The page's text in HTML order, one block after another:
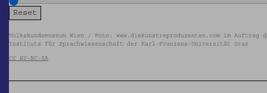
Volkskundemuseum Wien / Foto: www.diekunstreproduzenten.com im Auftrag
Instituts für Sprachwissenschaft der Karl-Franzens-Universität Graz
CC BY-NC-SA